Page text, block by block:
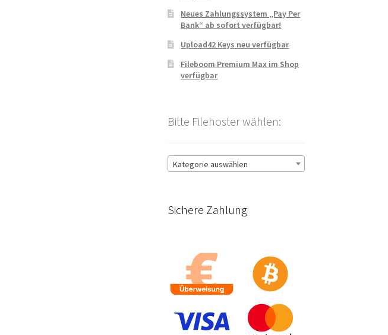
Neues Zahlungssystem „Pay Per
Bank“ ab sofort verfügbar!
Upload42 Keys neu verfügbar
Fileboom Premium Max im Shop
verfügbar
Bitte Filehoster wählen:
Kategorie auswählen
Sichere Zahlung